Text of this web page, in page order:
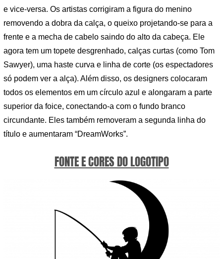
e vice-versa. Os artistas corrigiram a figura do menino
removendo a dobra da calça, o queixo projetando-se para a
frente e a mecha de cabelo saindo do alto da cabeça. Ele
agora tem um topete desgrenhado, calças curtas (como Tom
Sawyer), uma haste curva e linha de corte (os espectadores
só podem ver a alça). Além disso, os designers colocaram
todos os elementos em um círculo azul e alongaram a parte
superior da foice, conectando-a com o fundo branco
circundante. Eles também removeram a segunda linha do
título e aumentaram “DreamWorks”.
FONTE E CORES DO LOGOTIPO